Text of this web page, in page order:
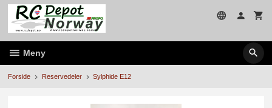
Gå
innholdet
Meny
Forside Reservedeler Sylphide E12